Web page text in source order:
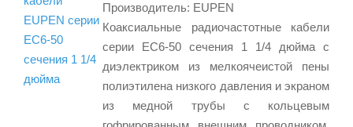
Производитель: EUPEN
Коаксиальные радиочастотные кабели
серии EC6-50 сечения 1 1/4 дюйма с
диэлектриком из мелкоячеистой пены
полиэтилена низкого давления и экраном
из медной трубы с кольцевым